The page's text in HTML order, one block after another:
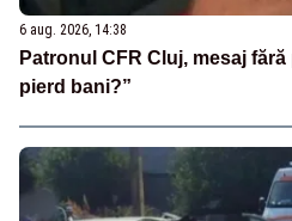
6 aug. 2026, 14:38
Patronul CFR Cluj, mesaj
pierd bani?”